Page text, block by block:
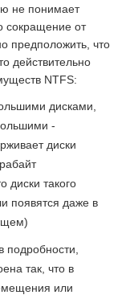
не понимает
сокращение от
предположить, что
действительно
NTFS:
дисками,
-
диски
диски такого
появятся даже в
подробности,
так, что в
или